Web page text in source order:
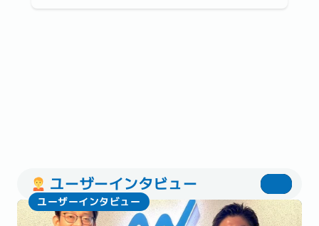
ユーザーインタビュー
ユーザーインタビュー